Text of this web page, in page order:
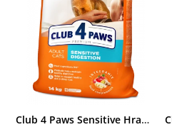
Club 4 Paws Sensitive Hrana uscata pisici adulte, 14kg